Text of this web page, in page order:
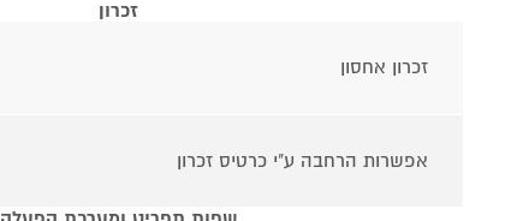
זכרון
זכרון אחסון
אפשרות הרחבה ע"י כרטיס זכרון